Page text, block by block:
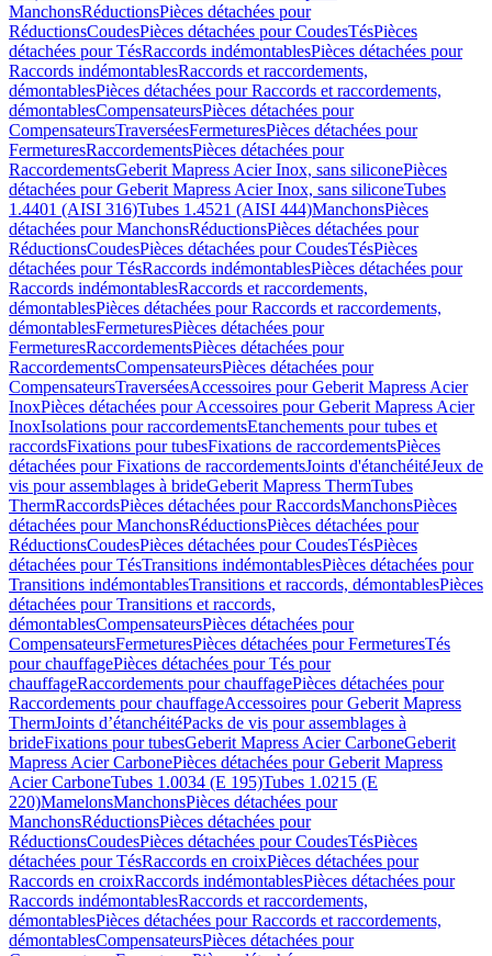
ManchonsRéductionsPièces détachées pour
RéductionsCoudesPièces détachées pour CoudesTésPièces
détachées pour TésRaccords indémontablesPièces détachées pour
Raccords indémontablesRaccords et raccordements,
démontablesPièces détachées pour Raccords et raccordements,
démontablesCompensateursPièces détachées pour
CompensateursTraverséesFermeturesPièces détachées pour
FermeturesRaccordementsPièces détachées pour
RaccordementsGeberit Mapress Acier Inox, sans siliconePièces
détachées pour Geberit Mapress Acier Inox, sans siliconeTubes
1.4401 (AISI 316)Tubes 1.4521 (AISI 444)ManchonsPièces
détachées pour ManchonsRéductionsPièces détachées pour
RéductionsCoudesPièces détachées pour CoudesTésPièces
détachées pour TésRaccords indémontablesPièces détachées pour
Raccords indémontablesRaccords et raccordements,
démontablesPièces détachées pour Raccords et raccordements,
démontablesFermeturesPièces détachées pour
FermeturesRaccordementsPièces détachées pour
RaccordementsCompensateursPièces détachées pour
CompensateursTraverséesAccessoires pour Geberit Mapress Acier
InoxPièces détachées pour Accessoires pour Geberit Mapress Acier
InoxIsolations pour raccordementsEtanchements pour tubes et
raccordsFixations pour tubesFixations de raccordementsPièces
détachées pour Fixations de raccordementsJoints d'étanchéitéJeux de
vis pour assemblages à brideGeberit Mapress ThermTubes
ThermRaccordsPièces détachées pour RaccordsManchonsPièces
détachées pour ManchonsRéductionsPièces détachées pour
RéductionsCoudesPièces détachées pour CoudesTésPièces
détachées pour TésTransitions indémontablesPièces détachées pour
Transitions indémontablesTransitions et raccords, démontablesPièces
détachées pour Transitions et raccords,
démontablesCompensateursPièces détachées pour
CompensateursFermeturesPièces détachées pour FermeturesTés
pour chauffagePièces détachées pour Tés pour
chauffageRaccordements pour chauffagePièces détachées pour
Raccordements pour chauffageAccessoires pour Geberit Mapress
ThermJoints d’étanchéitéPacks de vis pour assemblages à
brideFixations pour tubesGeberit Mapress Acier CarboneGeberit
Mapress Acier CarbonePièces détachées pour Geberit Mapress
Acier CarboneTubes 1.0034 (E 195)Tubes 1.0215 (E
220)MamelonsManchonsPièces détachées pour
ManchonsRéductionsPièces détachées pour
RéductionsCoudesPièces détachées pour CoudesTésPièces
détachées pour TésRaccords en croixPièces détachées pour
Raccords en croixRaccords indémontablesPièces détachées pour
Raccords indémontablesRaccords et raccordements,
démontablesPièces détachées pour Raccords et raccordements,
démontablesCompensateursPièces détachées pour